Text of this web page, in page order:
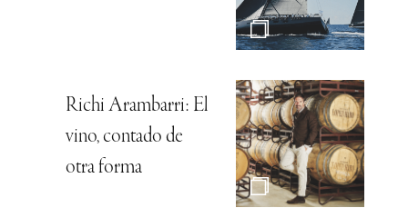
Richi Arambarri: El
vino, contado de
otra forma